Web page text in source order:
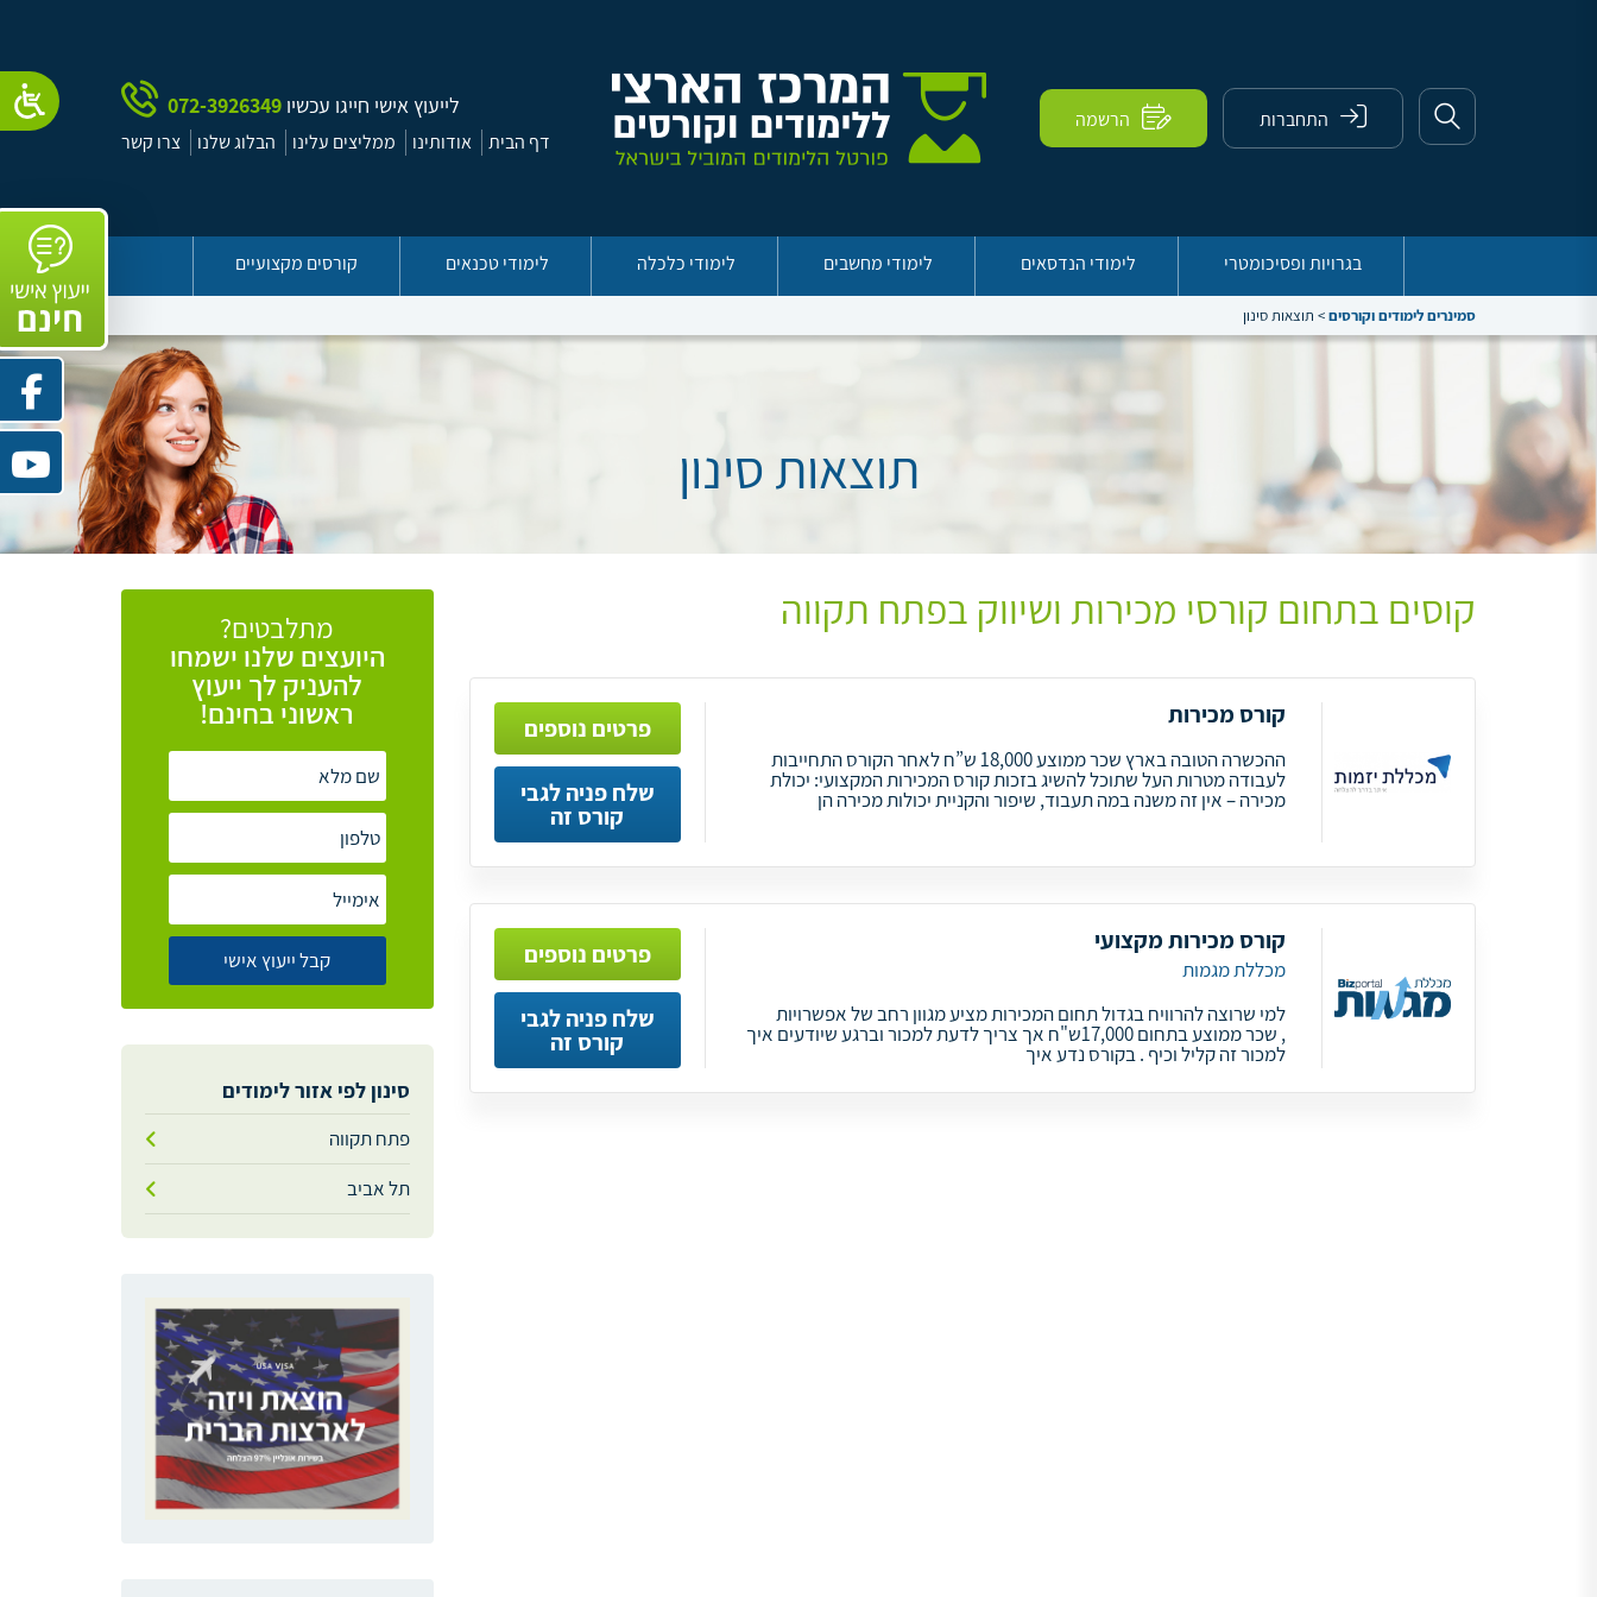
התחברות הרשמה
לייעוץ אישי חייגו עכשיו 072-3926349
דף הבית אודותינו ממליצים עלינו הבלוג שלנו צרו קשר
בגרויות ופסיכומטרי לימודי הנדסאים לימודי מחשבים לימודי כלכלה לימודי טכנאים קורסים מקצועיים
סמינרים לימודים וקורסים> תוצאות סינון
תוצאות סינון
קוסים בתחום קורסי מכירות ושיווק בפתח תקווה
קורס מכירות
ההכשרה הטובה בארץ שכר ממוצע 18,000 ש”ח לאחר הקורס התחייבות
לעבודה מטרות העל שתוכל להשיג בזכות קורס המכירות המקצועי: יכולת
מכירה – אין זה משנה במה תעבוד, שיפור והקניית יכולות מכירה הן
פרטים נוספים
שלח פניה לגבי
קורס זה
קורס מכירות מקצועי
מכללת מגמות
למי שרוצה להרוויח בגדול תחום המכירות מציע מגוון רחב של אפשרויות
, שכר ממוצע בתחום 17,000ש"ח אך צריך לדעת למכור וברגע שיודעים איך
למכור זה קליל וכיף . בקורס נדע איך
פרטים נוספים
שלח פניה לגבי
קורס זה
מתלבטים?
היועצים שלנו ישמחו
להעניק לך ייעוץ
ראשוני בחינם!
סינון לפי אזור לימודים
פתח תקווה
תל אביב